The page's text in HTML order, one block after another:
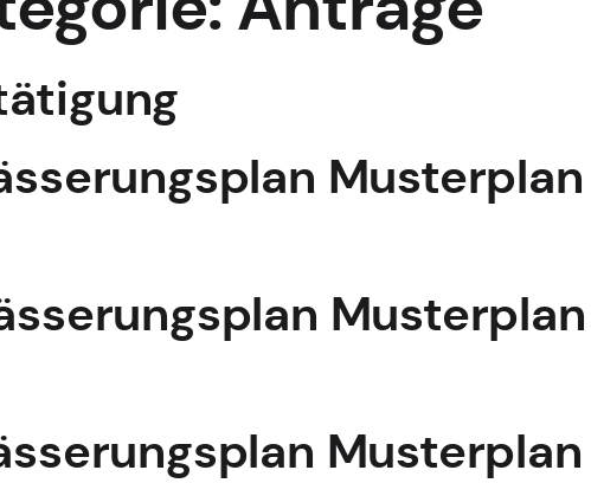
Musterplan
Musterplan
Musterplan